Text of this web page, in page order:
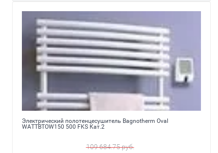
Электрический полотенцесушитель Bagnotherm Oval
WATTBTOW150 500 FKS Кат.2
109 684.75руб.